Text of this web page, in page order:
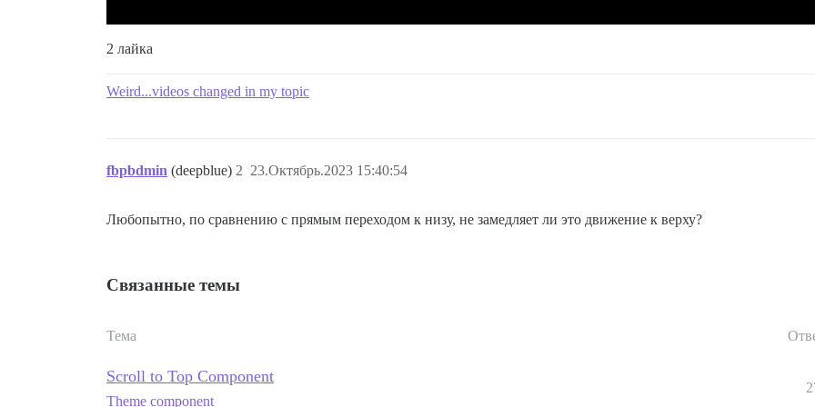
2 лайка
Weird...videos changed in my topic
fbpbdmin (deepblue) 23.Октябрь.2023 15:40:54
2
Любопытно, по сравнению с прямым переходом к низу, не замедляет ли это движение к верху?
Связанные темы
Тема
Scroll to Top Component
Theme component